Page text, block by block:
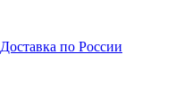
Доставка по России